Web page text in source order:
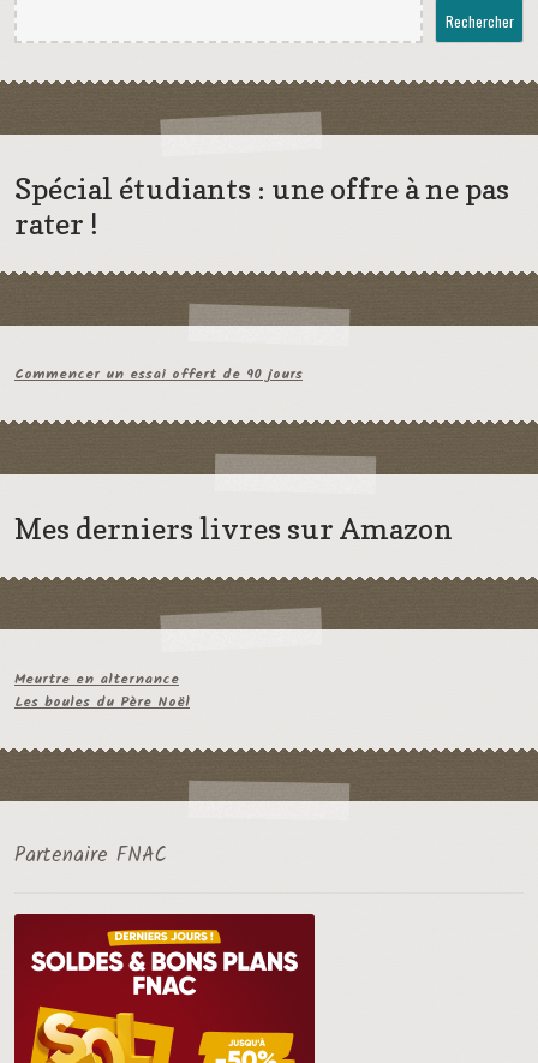
Rechercher
Spécial étudiants : une offre à ne pas
rater !
Commencer un essai offert de 90 jours
Mes derniers livres sur Amazon
Meurtre en alternance
Les boules du Père Noël
Partenaire FNAC